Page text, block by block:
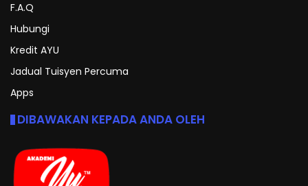
F.A.Q
Hubungi
Kredit AYU
Jadual Tuisyen Percuma
Apps
DIBAWAKAN KEPADA ANDA OLEH